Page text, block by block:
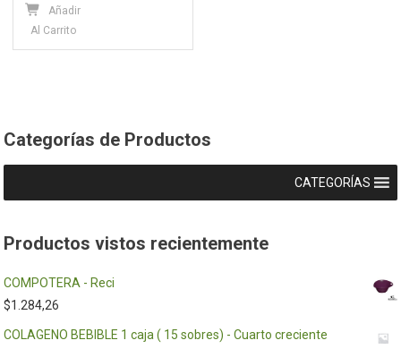
Añadir
Al Carrito
Categorías de Productos
CATEGORÍAS
Productos vistos recientemente
COMPOTERA - Reci
$1.284,26
COLAGENO BEBIBLE 1 caja ( 15 sobres) - Cuarto creciente